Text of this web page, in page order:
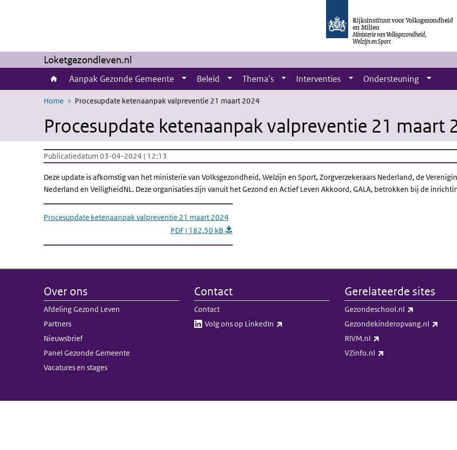
Rijksinstituut voor Volksgezondheid
en Milieu
Ministerie van Volksgezondheid,
Welzijn en Sport
Loketgezondleven.nl
Aanpak Gezonde Gemeente Beleid Thema's Interventies Ondersteuning
Home Procesupdate ketenaanpak valpreventie 21 maart 2024
Procesupdate ketenaanpak valpreventie 21 maart
Publicatiedatum 03-04-2024 | 12:13
Deze update is afkomstig van het ministerie van Volksgezondheid, Welzijn en Sport, Zorgverzekeraars Nederland, de
Nederland en VeiligheidNL. Deze organisaties zijn vanuit het Gezond en Actief Leven Akkoord, GALA, betrokken bij de
Procesupdate ketenaanpak valpreventie 21 maart 2024
PDF | 182,50 kB
Over ons
Afdeling Gezond Leven
Partners
Nieuwsbrief
Panel Gezonde Gemeente
Vacatures en stages
Contact
Contact
Volg ons op LinkedIn​​
Gerelateerde sites
Gezondeschool.nl
Gezondekinderopvang.nl
RIVM.nl
VZinfo.nl